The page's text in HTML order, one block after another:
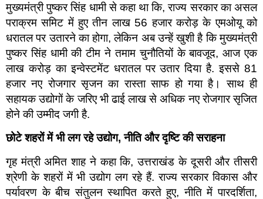
मुख्यमंत्री पुष्कर सिंह धामी से कहा था कि, राज्य सरकार का असल
पराक्रम समिट में हुए तीन लाख 56 हजार करोड़ के एमओयू को
धरातल पर उतारने का होगा, लेकिन अब उन्हें खुशी है कि मुख्यमंत्री
पुष्कर सिंह धामी की टीम ने तमाम चुनौतियों के बावजूद, आज एक
लाख करोड़ का इन्वेस्टमेंट धरातल पर उतार दिया है. इससे 81
हजार नए रोजगार सृजन का रास्ता साफ हो गया है। साथ ही
सहायक उद्योगों के जरिए भी ढाई लाख से अधिक नए रोजगार सृजित
होने की उम्मीद जगी है.
छोटे शहरों में भी लग रहे उद्योग,नीति और दृष्टि की सराहना
गृह मंत्री अमित शाह ने कहा कि, उत्तराखंड के दूसरी और तीसरी
श्रेणी के शहरों में भी उद्योग लग रहे हैं. राज्य सरकार विकास और
पर्यावरण के बीच संतुलन स्थापित करते हुए, नीति में पारदर्शिता,